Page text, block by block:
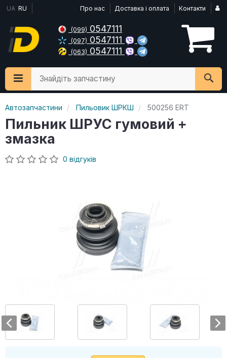
UA RU Про нас Доставка і оплата Контакти
(099) 0547111
(097) 0547111
(063) 0547111
Знайдіть запчастину
Автозапчастини Пильовик ШРКШ 500256 ERT
Пильник ШРУС гумовий +
змазка
0 відгуків